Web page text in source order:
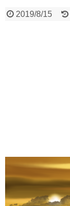
2019/8/15